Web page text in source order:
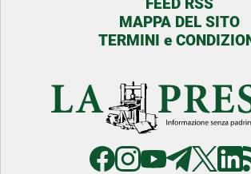
MAPPA DEL SITO
TERMINI e